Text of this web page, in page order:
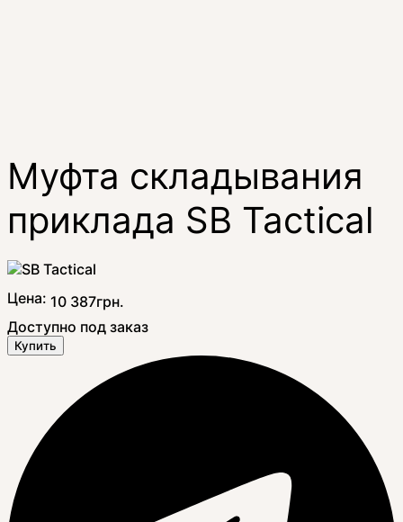
Муфта складывания
приклада SB Tactical
Цена: 10 387грн.
Доступно под заказ
Купить